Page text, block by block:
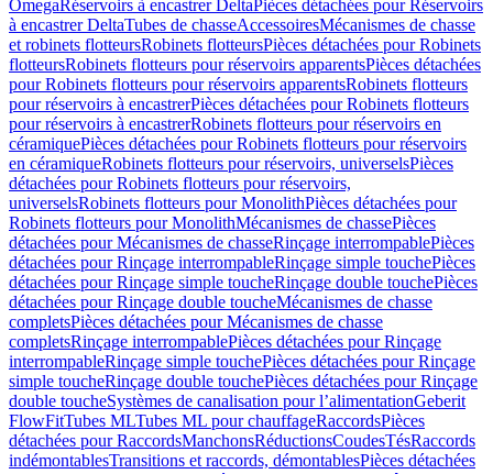
OmegaRéservoirs à encastrer DeltaPièces détachées pour Réservoirs
à encastrer DeltaTubes de chasseAccessoiresMécanismes de chasse
et robinets flotteursRobinets flotteursPièces détachées pour Robinets
flotteursRobinets flotteurs pour réservoirs apparentsPièces détachées
pour Robinets flotteurs pour réservoirs apparentsRobinets flotteurs
pour réservoirs à encastrerPièces détachées pour Robinets flotteurs
pour réservoirs à encastrerRobinets flotteurs pour réservoirs en
céramiquePièces détachées pour Robinets flotteurs pour réservoirs
en céramiqueRobinets flotteurs pour réservoirs, universelsPièces
détachées pour Robinets flotteurs pour réservoirs,
universelsRobinets flotteurs pour MonolithPièces détachées pour
Robinets flotteurs pour MonolithMécanismes de chassePièces
détachées pour Mécanismes de chasseRinçage interrompablePièces
détachées pour Rinçage interrompableRinçage simple touchePièces
détachées pour Rinçage simple toucheRinçage double touchePièces
détachées pour Rinçage double toucheMécanismes de chasse
completsPièces détachées pour Mécanismes de chasse
completsRinçage interrompablePièces détachées pour Rinçage
interrompableRinçage simple touchePièces détachées pour Rinçage
simple toucheRinçage double touchePièces détachées pour Rinçage
double toucheSystèmes de canalisation pour l’alimentationGeberit
FlowFitTubes MLTubes ML pour chauffageRaccordsPièces
détachées pour RaccordsManchonsRéductionsCoudesTésRaccords
indémontablesTransitions et raccords, démontablesPièces détachées